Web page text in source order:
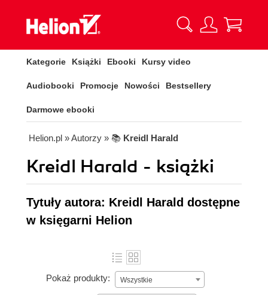
Kategorie Książki Ebooki Kursy video
Audiobooki Promocje Nowości Bestsellery
Darmowe ebooki
Helion.pl » Autorzy » 📚 Kreidl Harald
Kreidl Harald - książki
Tytuły autora: Kreidl Harald dostępne
w księgarni Helion
Pokaż produkty: Wszystkie